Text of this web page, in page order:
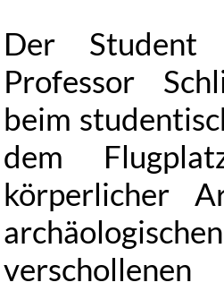
Der Student
Professor
beim
dem
körperlicher